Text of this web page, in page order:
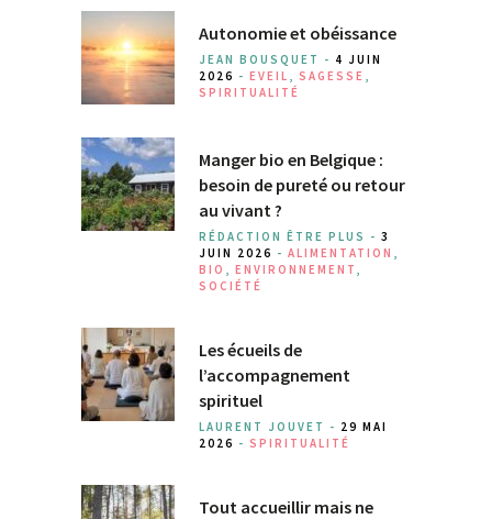
Autonomie et obéissance
JEAN BOUSQUET - 4 JUIN
2026 - EVEIL SAGESSE
SPIRITUALITÉ
Manger bio en Belgique :
besoin de pureté ou retour
au vivant ?
RÉDACTION ÊTRE PLUS - 3
JUIN 2026 - ALIMENTATION
BIO
ENVIRONNEMENT
SOCIÉTÉ
Les écueils de
l’accompagnement
spirituel
LAURENT JOUVET - 29 MAI
2026 - SPIRITUALITÉ
Tout accueillir mais ne